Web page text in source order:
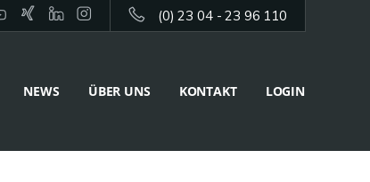
(0) 23 04 - 23 96 110
NEWS ÜBER UNS KONTAKT LOGIN